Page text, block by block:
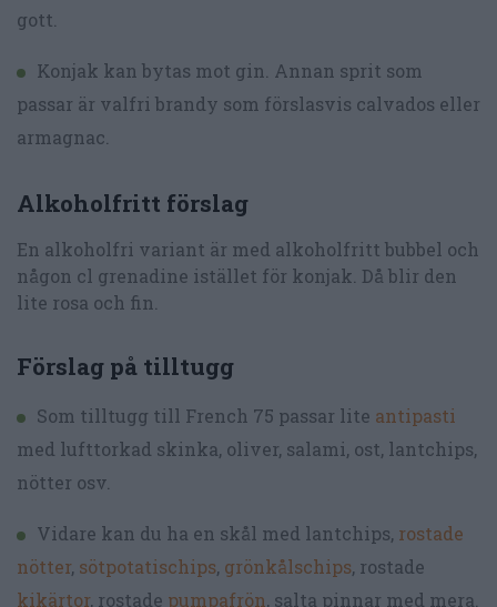
gott.
Konjak kan bytas mot gin. Annan sprit som
passar är valfri brandy som förslasvis calvados eller
armagnac.
Alkoholfritt förslag
En alkoholfri variant är med alkoholfritt bubbel och
någon cl grenadine istället för konjak. Då blir den
lite rosa och fin.
Förslag på tilltugg
Som tilltugg till French 75 passar lite antipasti
med lufttorkad skinka, oliver, salami, ost, lantchips,
nötter osv.
Vidare kan du ha en skål med lantchips, rostade
nötter, sötpotatischips, grönkålschips, rostade
kikärtor, rostade pumpafrön, salta pinnar med mera.